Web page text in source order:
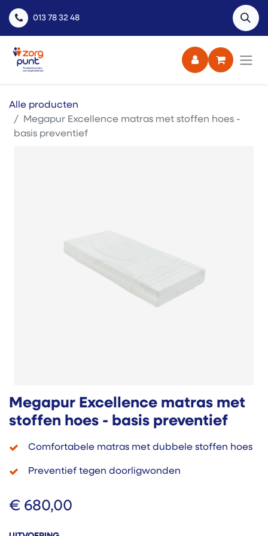
013 78 32 48
Alle producten
Megapur Excellence matras met stoffen hoes -
basis preventief
Megapur Excellence matras met
stoffen hoes - basis preventief
Comfortabele matras met dubbele stoffen hoes
Preventief tegen doorligwonden
€ 680,00